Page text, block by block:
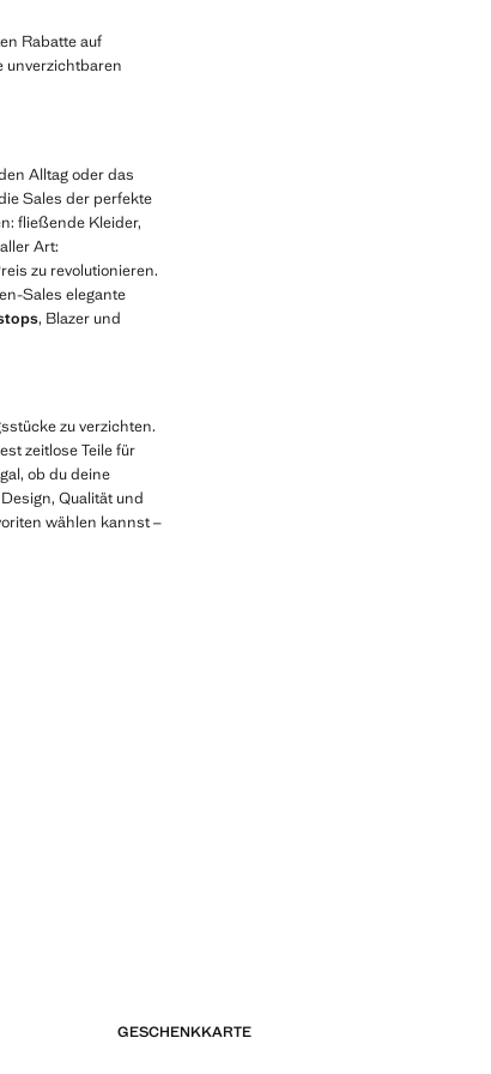
Rabatte auf
unverzichtbaren
Alltag oder das
Sales der perfekte
fließende Kleider,
Art:
zu revolutionieren.
Sales elegante
, Blazer und
zu verzichten.
zeitlose Teile für
ob du deine
Qualität und
wählen kannst –
GESCHENKKARTE